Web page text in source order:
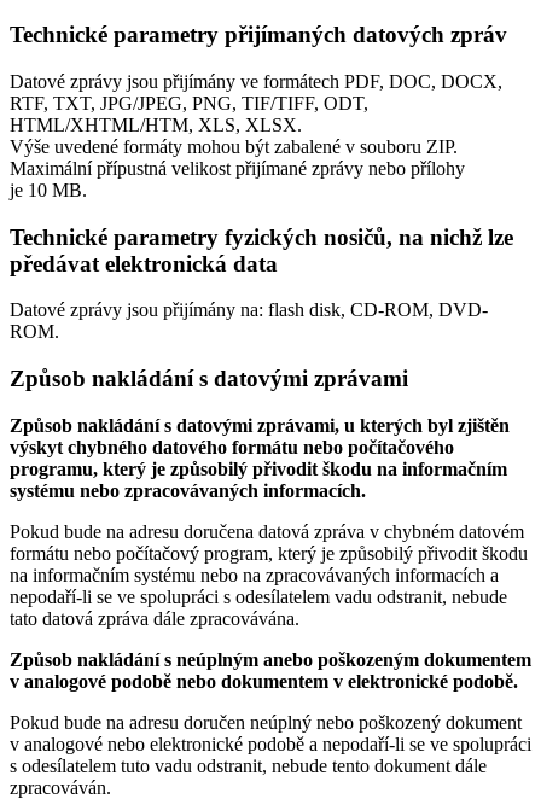
Technické parametry přijímaných datových zpráv
Datové zprávy jsou přijímány ve formátech PDF, DOC, DOCX,
RTF, TXT, JPG/JPEG, PNG, TIF/TIFF, ODT,
HTML/XHTML/HTM, XLS, XLSX.
Výše uvedené formáty mohou být zabalené v souboru ZIP.
Maximální přípustná velikost přijímané zprávy nebo přílohy
je 10 MB.
Technické parametry fyzických nosičů, na nichž lze
předávat elektronická data
Datové zprávy jsou přijímány na: flash disk, CD-ROM, DVD-
ROM.
Způsob nakládání s datovými zprávami
Způsob nakládání s datovými zprávami, u kterých byl zjištěn
výskyt chybného datového formátu nebo počítačového
programu, který je způsobilý přivodit škodu na informačním
systému nebo zpracovávaných informacích.
Pokud bude na adresu doručena datová zpráva v chybném datovém
formátu nebo počítačový program, který je způsobilý přivodit škodu
na informačním systému nebo na zpracovávaných informacích a
nepodaří-li se ve spolupráci s odesílatelem vadu odstranit, nebude
tato datová zpráva dále zpracovávána.
Způsob nakládání s neúplným anebo poškozeným dokumentem
v analogové podobě nebo dokumentem v elektronické podobě.
Pokud bude na adresu doručen neúplný nebo poškozený dokument
v analogové nebo elektronické podobě a nepodaří-li se ve spolupráci
s odesílatelem tuto vadu odstranit, nebude tento dokument dále
zpracováván.